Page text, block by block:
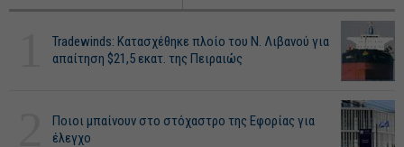
Tradewinds: Κατασχέθηκε πλοίο του Ν. Λιβανού για
απαίτηση $21,5 εκατ. της Πειραιώς
Ποιοι μπαίνουν στο στόχαστρο της Εφορίας για
έλεγχο